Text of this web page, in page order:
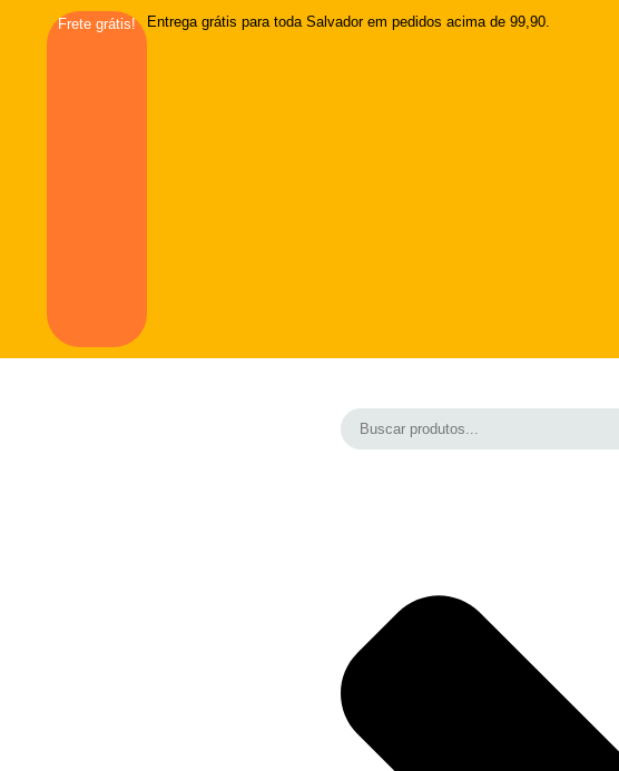
Frete grátis! Entrega grátis para toda Salvador em pedidos acima de 99,90.